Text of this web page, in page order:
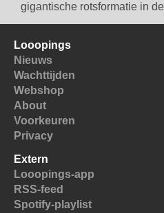
gigantische rotsformatie in
Looopings
Nieuws
Wachttijden
Webshop
About
Voorkeuren
Privacy
Extern
Looopings-app
RSS-feed
Spotify-playlist